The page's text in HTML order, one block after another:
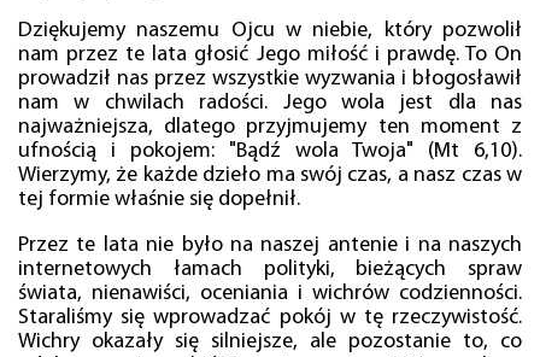
Dziękujemy naszemu Ojcu w niebie, który pozwolił
nam przez te lata głosić Jego miłość i prawdę. To On
prowadził nas przez wszystkie wyzwania i błogosławił
nam w chwilach radości. Jego wola jest dla nas
najważniejsza, dlatego przyjmujemy ten moment z
ufnością i pokojem: "Bądź wola Twoja" (Mt 6,10).
Wierzymy, że każde dzieło ma swój czas, a nasz czas w
tej formie właśnie się dopełnił.
Przez te lata nie było na naszej antenie i na naszych
internetowych łamach polityki, bieżących spraw
świata, nienawiści, oceniania i wichrów codzienności.
Staraliśmy się wprowadzać pokój w tę rzeczywistość.
Wichry okazały się silniejsze, ale pozostanie to, co